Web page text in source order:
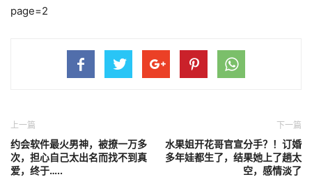
page=2
上一篇
约会软件最火男神，被撩一万多
次，担心自己太出名而找不到真
爱，终于…..
下一篇
水果姐开花哥官宣分手？！订婚
多年娃都生了，结果她上了趟太
空，感情淡了